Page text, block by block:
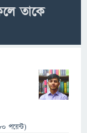
তাকে
পয়েন্ট)